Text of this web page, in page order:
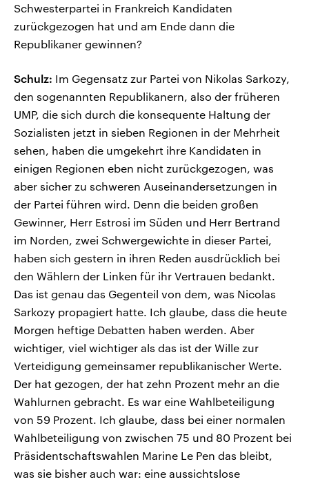
Schwesterpartei in Frankreich Kandidaten
zurückgezogen hat und am Ende dann die
Republikaner gewinnen?
Schulz: Im Gegensatz zur Partei von Nikolas Sarkozy,
den sogenannten Republikanern, also der früheren
UMP, die sich durch die konsequente Haltung der
Sozialisten jetzt in sieben Regionen in der Mehrheit
sehen, haben die umgekehrt ihre Kandidaten in
einigen Regionen eben nicht zurückgezogen, was
aber sicher zu schweren Auseinandersetzungen in
der Partei führen wird. Denn die beiden großen
Gewinner, Herr Estrosi im Süden und Herr Bertrand
im Norden, zwei Schwergewichte in dieser Partei,
haben sich gestern in ihren Reden ausdrücklich bei
den Wählern der Linken für ihr Vertrauen bedankt.
Das ist genau das Gegenteil von dem, was Nicolas
Sarkozy propagiert hatte. Ich glaube, dass die heute
Morgen heftige Debatten haben werden. Aber
wichtiger, viel wichtiger als das ist der Wille zur
Verteidigung gemeinsamer republikanischer Werte.
Der hat gezogen, der hat zehn Prozent mehr an die
Wahlurnen gebracht. Es war eine Wahlbeteiligung
von 59 Prozent. Ich glaube, dass bei einer normalen
Wahlbeteiligung von zwischen 75 und 80 Prozent bei
Präsidentschaftswahlen Marine Le Pen das bleibt,
was sie bisher auch war: eine aussichtslose